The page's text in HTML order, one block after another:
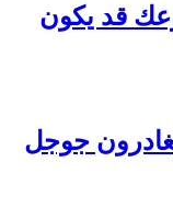
قد يكون
جوجل